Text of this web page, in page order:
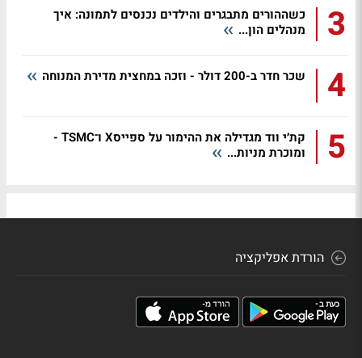
3
כשההורים מתבגרים והילדים נכנסים לתמונה: איך
מנהלים הון...
4 שכר חדר ב-200 דולר - וזכה במחצית מדירת המנוחה
5
קת׳י ווד מגדילה את ההימור על ספייסX ו־TSMC -
ומוכרת מניות...
הורדת אפליקציה